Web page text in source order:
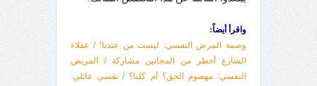
واقرأ أيضاً:
وصمة المرض النفسي: ليست من عندنا! / عقلاء
الشارع أخطر من المجانين مشاركة
/ المريض
النفسي: مهضوم الحق؟ أم كلنا؟ / نفسي عائلي: